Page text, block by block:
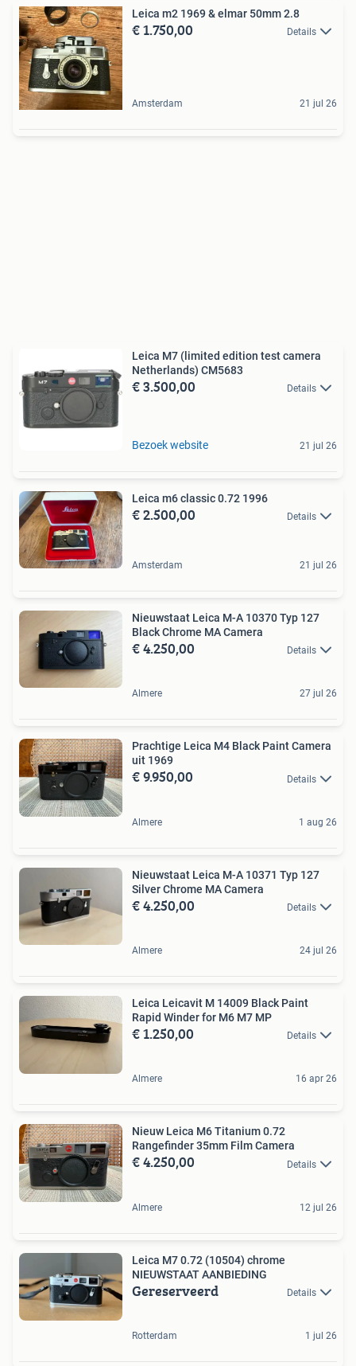
Leica m2 1969 & elmar 50mm 2.8
€ 1.750,00 Details
Amsterdam 21 jul 26
Leica M7 (limited edition test camera
Netherlands) CM5683
€ 3.500,00 Details
Bezoek website 21 jul 26
Leica m6 classic 0.72 1996
€ 2.500,00 Details
Amsterdam 21 jul 26
Nieuwstaat Leica M-A 10370 Typ 127
Black Chrome MA Camera
€ 4.250,00 Details
Almere 27 jul 26
Prachtige Leica M4 Black Paint Camera
uit 1969
€ 9.950,00 Details
Almere 1 aug 26
Nieuwstaat Leica M-A 10371 Typ 127
Silver Chrome MA Camera
€ 4.250,00 Details
Almere 24 jul 26
Leica Leicavit M 14009 Black Paint
Rapid Winder for M6 M7 MP
€ 1.250,00 Details
Almere 16 apr 26
Nieuw Leica M6 Titanium 0.72
Rangefinder 35mm Film Camera
€ 4.250,00 Details
Almere 12 jul 26
Leica M7 0.72 (10504) chrome
NIEUWSTAAT AANBIEDING
Gereserveerd Details
Rotterdam 1 jul 26